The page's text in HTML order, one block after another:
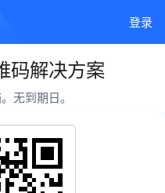
登录
码解决方案
无到期日。